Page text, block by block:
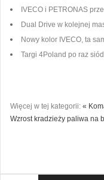
IVECO i PETRONAS
Dual Drive w kolejnej
Nowy kolor IVECO, ta
Targi 4Poland po raz
Więcej w tej kategorii: «
Wzrost kradzieży paliwa na